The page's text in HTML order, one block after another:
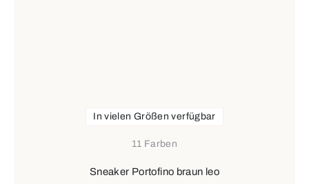
11 Farben
In vielen Größen verfügbar
Sneaker Portofino braun leo